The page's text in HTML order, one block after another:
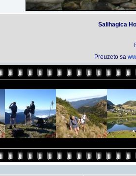
Salihagica
Preuzeto sa